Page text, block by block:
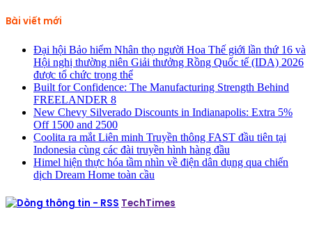
cho:
Bài viết mới
Đại hội Bảo hiểm Nhân thọ người Hoa Thế giới lần thứ 16 và
Hội nghị thường niên Giải thưởng Rồng Quốc tế (IDA) 2026
được tổ chức trọng thể
Built for Confidence: The Manufacturing Strength Behind
FREELANDER 8
New Chevy Silverado Discounts in Indianapolis: Extra 5%
Off 1500 and 2500
Coolita ra mắt Liên minh Truyền thông FAST đầu tiên tại
Indonesia cùng các đài truyền hình hàng đầu
Himel hiện thực hóa tầm nhìn về điện dân dụng qua chiến
dịch Dream Home toàn cầu
TechTimes